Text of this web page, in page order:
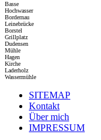
Basse
Hochwasser
Bordernau
Leinebrücke
Borstel
Grillplatz
Dudensen
Mühle
Hagen
Kirche
Laderholz
Wassermühle
SITEMAP
Kontakt
Über mich
IMPRESSUM